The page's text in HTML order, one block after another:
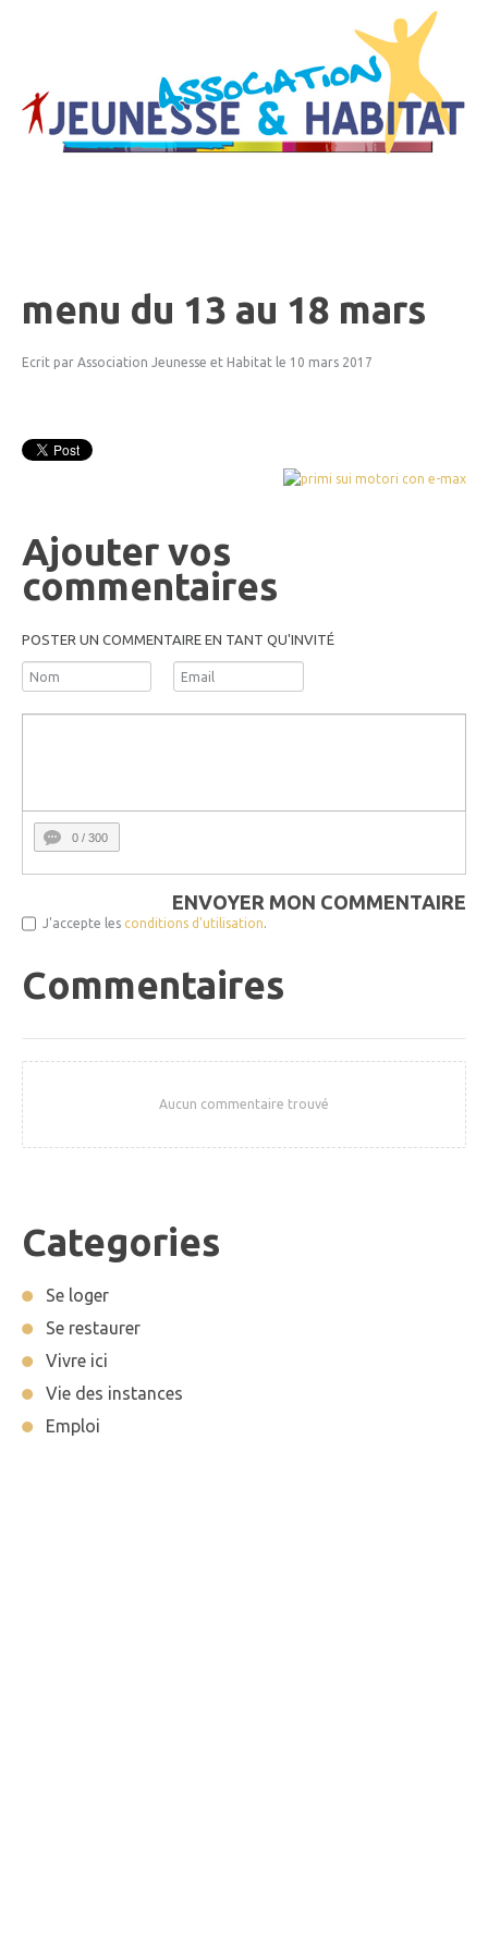
menu du 13 au 18 mars
Ecrit par Association Jeunesse et Habitat le 10 mars 2017
Ajouter vos
commentaires
POSTER UN COMMENTAIRE EN TANT QU'INVITÉ
0 / 300
ENVOYER MON COMMENTAIRE
J'accepte les conditions d'utilisation.
Commentaires
Aucun commentaire trouvé
Categories
Se loger
Se restaurer
Vivre ici
Vie des instances
Emploi